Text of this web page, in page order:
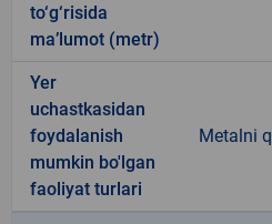
to‘g‘risida
ma’lumot (metr)
Yer
uchastkasidan
foydalanish
mumkin bo'lgan
faoliyat turlari
Metalni